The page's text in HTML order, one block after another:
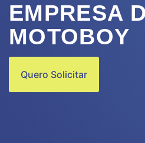
EMPRESA
MOTOBOY
Quero Solicitar